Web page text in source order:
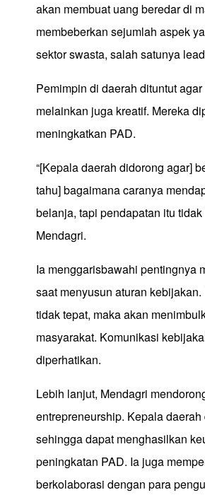
akan membuat uang beredar di
membeberkan sejumlah aspek
sektor swasta, salah satunya
Pemimpin di daerah dituntut
melainkan juga kreatif. Mereka
meningkatkan PAD.
“[Kepala daerah didorong agar]
tahu] bagaimana caranya
belanja, tapi pendapatan itu
Mendagri.
Ia menggarisbawahi pentingnya
saat menyusun aturan
tidak tepat, maka akan
masyarakat. Komunikasi
diperhatikan.
Lebih lanjut, Mendagri
entrepreneurship. Kepala
sehingga dapat menghasilkan
peningkatan PAD. Ia juga
berkolaborasi dengan para